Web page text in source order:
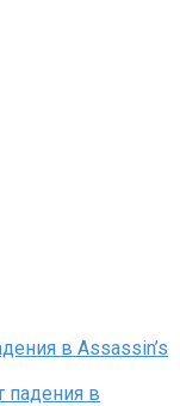
в Assassin’s
падения в